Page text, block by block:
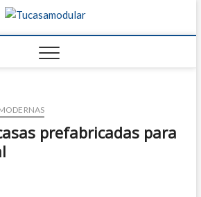
FABRICANTES DE
prefabricadas para